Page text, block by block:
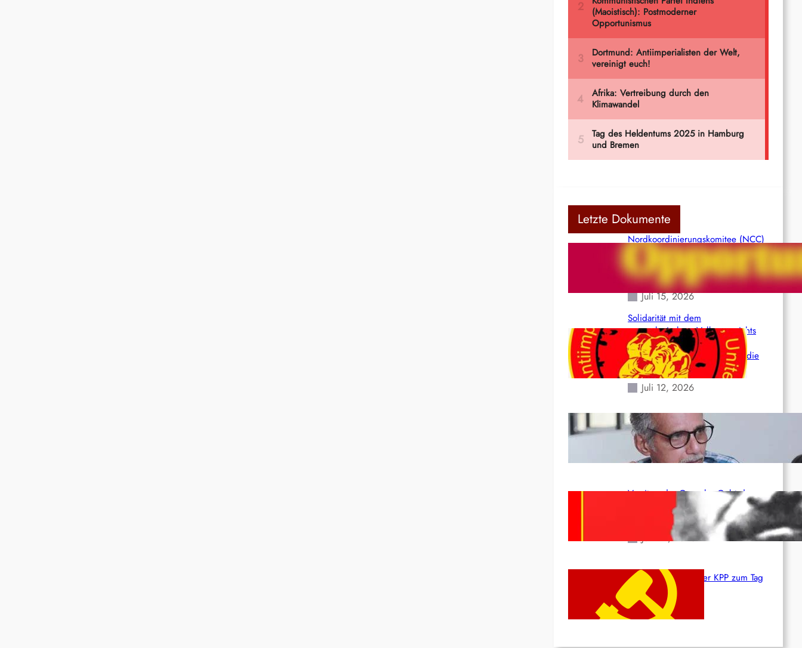
Letzte Dokumente
Nordkoordinierungskomitee (NCC)
der Kommunistischen Partei Indiens
(Maoistisch): Postmoderner
Opportunismus
Juli 15, 2026
Solidarität mit dem
venezolanischem Volk angesichts
der verlorenen Leben und der
katastrophalen Situation durch die
Erdbeben des 24. Juni!
Juli 12, 2026
Indien: „Die Politik der
Kapitulation“ von K. Murali (Ajith)
Juli 1, 2026
Vorsitzender Gonzalo: Gebt das
Leben für die Partei und die
Juni 19, 2026
Beschluss des ZK der KPP zum Tag
des Heldentums
Juni 19, 2026